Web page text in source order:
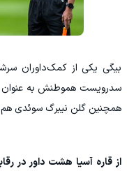
بیگی یکی از کمک‌داوران
سدرویست هموطنش به عنوان
همچنین گلن نیبرگ سوئدی هم
از قاره آسیا هشت داور در